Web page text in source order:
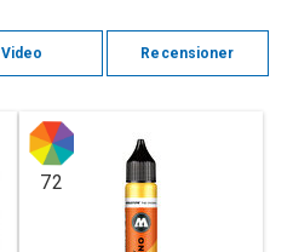
Video Recensioner
72